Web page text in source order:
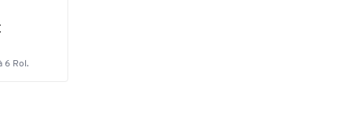
6 Rol.